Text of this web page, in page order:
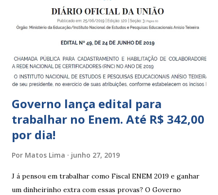
a 5 anos e 11 meses; – CEMEI - Centro Municipal de
Educação Infantil, que recebe crianças de zero a 5 anos e 11
Indígena, e trabalham com cri...
Governo lança edital para
trabalhar no Enem. Até R$ 342,00
por dia!
Por Matos Lima junho 27, 2019
J á pensou em trabalhar como Fiscal ENEM 2019 e ganhar
um dinheirinho extra com essas provas? O Governo